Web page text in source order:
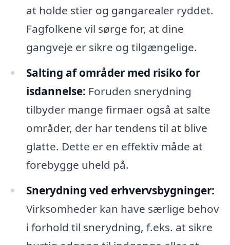
at holde stier og gangarealer ryddet.
Fagfolkene vil sørge for, at dine
gangveje er sikre og tilgængelige.
Salting af områder med risiko for
isdannelse: Foruden snerydning
tilbyder mange firmaer også at salte
områder, der har tendens til at blive
glatte. Dette er en effektiv måde at
forebygge uheld på.
Snerydning ved erhvervsbygninger:
Virksomheder kan have særlige behov
i forhold til snerydning, f.eks. at sikre